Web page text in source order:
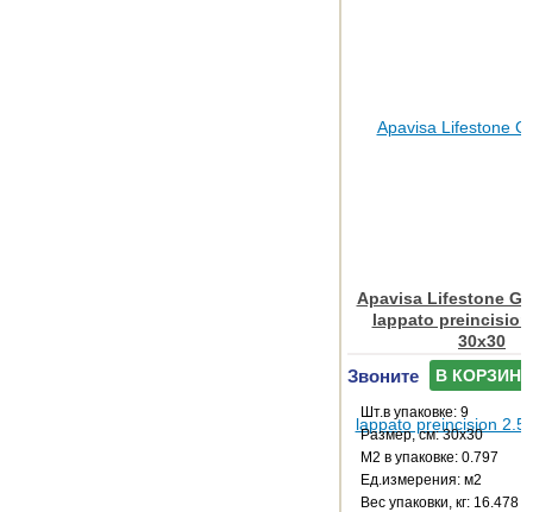
Apavisa Lifestone
lappato preincision
30x30
Звоните В КОРЗИНУ
Шт.в упаковке: 9
Размер, см: 30x30
М2 в упаковке: 0.797
Ед.измерения: м2
Веc упаковки, кг: 16.478